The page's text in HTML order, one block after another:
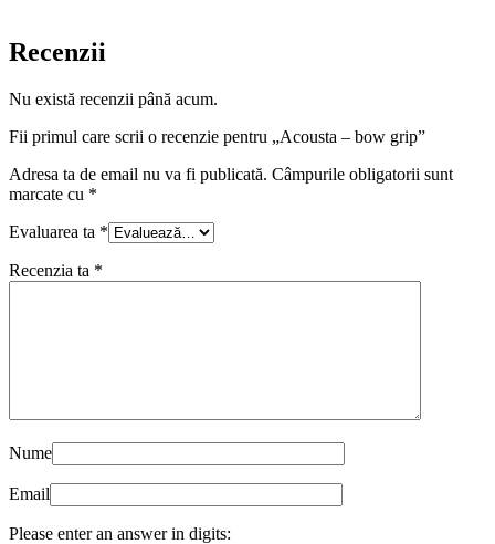
Recenzii
Nu există recenzii până acum.
Fii primul care scrii o recenzie pentru „Acousta – bow grip”
Adresa ta de email nu va fi publicată. Câmpurile obligatorii sunt
marcate cu *
Evaluarea ta *
Recenzia ta *
Nume
Email
Please enter an answer in digits: